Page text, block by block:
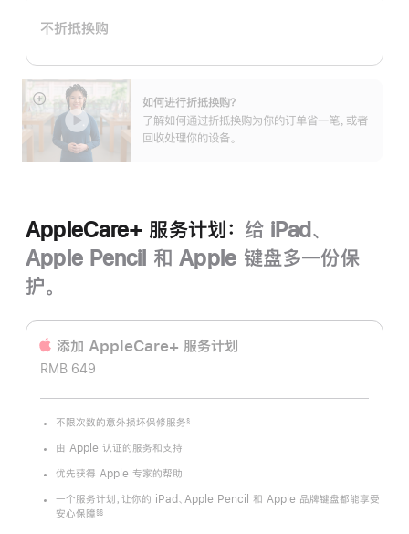
划：
不折抵换购
如何进行折抵换购？
了解如何通过折抵换购为你的订单省一笔，或者
回收处理你的设备。
展
AppleCare+ 服务计划： 给 iPad、
Apple Pencil 和 Apple 键盘多一份保
护。
添加 AppleCare+ 服务计‍划
RMB 649
不限次数的意外损坏保修服务 §
由 Apple 认证的服务和支持
优先获得 Apple 专家的帮助
一个服务计划，让你的 iPad、Apple Pencil 和 Apple 品牌键盘都能享受
安心保障 §§